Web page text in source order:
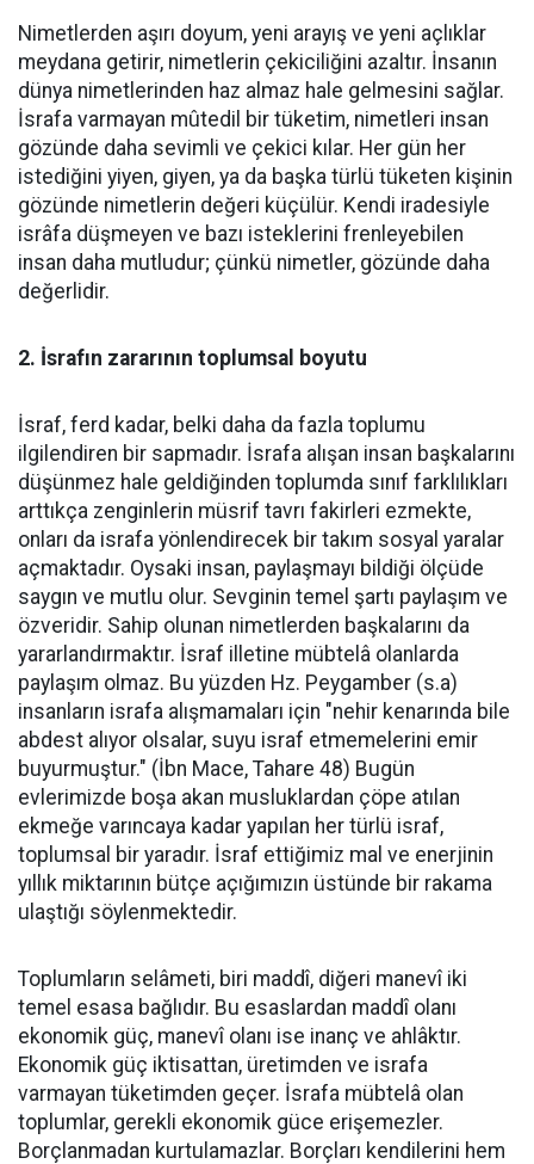
Nimetlerden aşırı doyum, yeni arayış ve yeni açlıklar
meydana getirir, nimetlerin çekiciliğini azaltır. İnsanın
dünya nimetlerinden haz almaz hale gelmesini sağlar.
İsrafa varmayan mûtedil bir tüketim, nimetleri insan
gözünde daha sevimli ve çekici kılar. Her gün her
istediğini yiyen, giyen, ya da başka türlü tüketen kişinin
gözünde nimetlerin değeri küçülür. Kendi iradesiyle
isrâfa düşmeyen ve bazı isteklerini frenleyebilen
insan daha mutludur; çünkü nimetler, gözünde daha
değerlidir.
2. İsrafın zararının toplumsal boyutu
İsraf, ferd kadar, belki daha da fazla toplumu
ilgilendiren bir sapmadır. İsrafa alışan insan başkalarını
düşünmez hale geldiğinden toplumda sınıf farklılıkları
arttıkça zenginlerin müsrif tavrı fakirleri ezmekte,
onları da israfa yönlendirecek bir takım sosyal yaralar
açmaktadır. Oysaki insan, paylaşmayı bildiği ölçüde
saygın ve mutlu olur. Sevginin temel şartı paylaşım ve
özveridir. Sahip olunan nimetlerden başkalarını da
yararlandırmaktır. İsraf illetine mübtelâ olanlarda
paylaşım olmaz. Bu yüzden Hz. Peygamber (s.a)
insanların israfa alışmamaları için "nehir kenarında bile
abdest alıyor olsalar, suyu israf etmemelerini emir
buyurmuştur." (İbn Mace, Tahare 48) Bugün
evlerimizde boşa akan musluklardan çöpe atılan
ekmeğe varıncaya kadar yapılan her türlü israf,
toplumsal bir yaradır. İsraf ettiğimiz mal ve enerjinin
yıllık miktarının bütçe açığımızın üstünde bir rakama
ulaştığı söylenmektedir.
Toplumların selâmeti, biri maddî, diğeri manevî iki
temel esasa bağlıdır. Bu esaslardan maddî olanı
ekonomik güç, manevî olanı ise inanç ve ahlâktır.
Ekonomik güç iktisattan, üretimden ve israfa
varmayan tüketimden geçer. İsrafa mübtelâ olan
toplumlar, gerekli ekonomik güce erişemezler.
Borçlanmadan kurtulamazlar. Borçları kendilerini hem